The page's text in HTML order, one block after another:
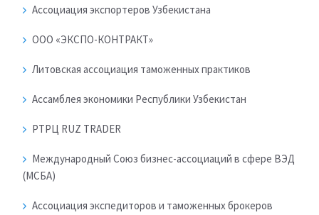
Ассоциация экспортеров Узбекистана
ООО «ЭКСПО-КОНТРАКТ»
Литовская ассоциация таможенных практиков
Ассамблея экономики Республики Узбекистан
РТРЦ RUZ TRADER
Международный Союз бизнес-ассоциаций в сфере ВЭД
(МСБА)
Ассоциация экспедиторов и таможенных брокеров